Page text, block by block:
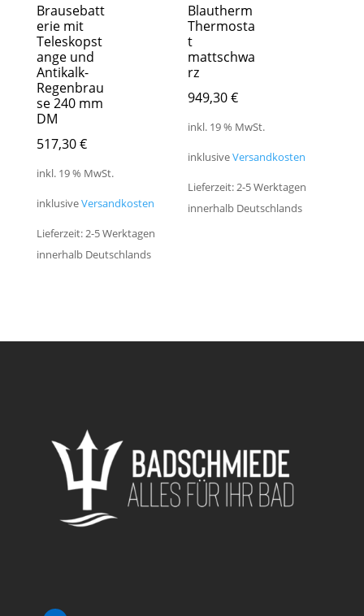
Brausebatt
erie mit
Teleskopst
ange und
Antikalk-
Regenbrau
se 240 mm
DM
517,30€
inkl. 19 % MwSt.
inklusiveVersandkosten
Lieferzeit: 2-5 Werktagen
innerhalb Deutschlands
Blautherm
Thermosta
t
mattschwa
rz
949,30€
inkl. 19 % MwSt.
inklusiveVersandkosten
Lieferzeit: 2-5 Werktagen
innerhalb Deutschlands